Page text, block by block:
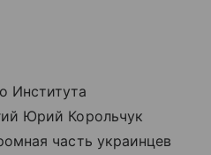
Института
Юрий Корольчук
часть украинцев